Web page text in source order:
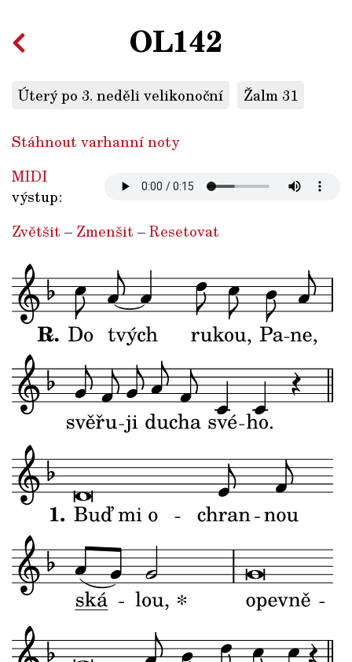
OL142
Úterý po 3. neděli velikonoční Žalm 31
Stáhnout varhanní noty
MIDI
výstup:
Zvětšit – Zmenšit –Resetovat